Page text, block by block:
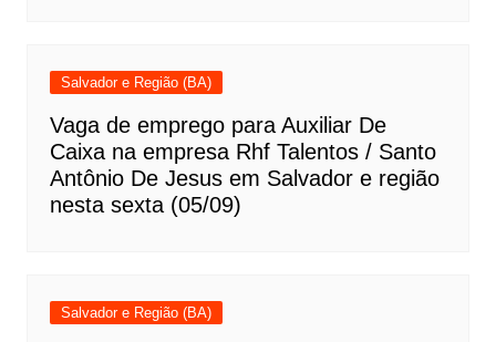
Salvador e Região (BA)
Vaga de emprego para Auxiliar De
Caixa na empresa Rhf Talentos / Santo
Antônio De Jesus em Salvador e região
nesta sexta (05/09)
Salvador e Região (BA)